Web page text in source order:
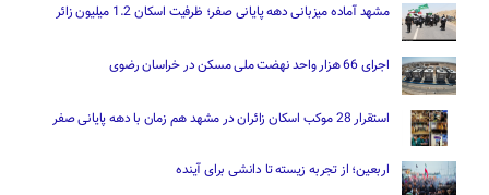
مشهد آماده میزبانی دهه پایانی صفر؛ ظرفیت اسکان 1.2 میلیون زائر
اجرای 66 هزار واحد نهضت ملی مسکن در خراسان رضوی
استقرار 28 موکب اسکان زائران در مشهد هم زمان با دهه پایانی صفر
اربعین؛ از تجربه زیسته تا دانشی برای آینده